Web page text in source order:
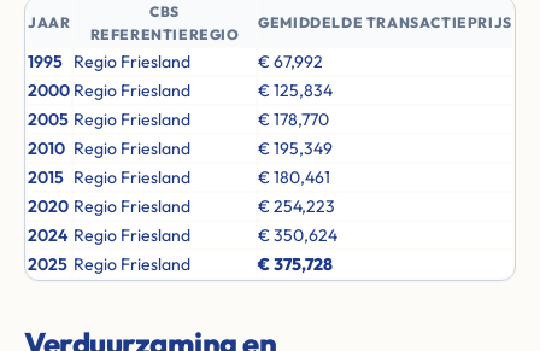
JAAR
CBS
REFERENTIEREGIO
GEMIDDELDE TRANSACTIEPRIJS
1995 Regio Friesland
€ 67,992
2000 Regio Friesland
€ 125,834
2005 Regio Friesland
€ 178,770
2010 Regio Friesland
€ 195,349
2015 Regio Friesland
€ 180,461
2020 Regio Friesland
€ 254,223
2024 Regio Friesland
€ 350,624
2025 Regio Friesland € 375,728